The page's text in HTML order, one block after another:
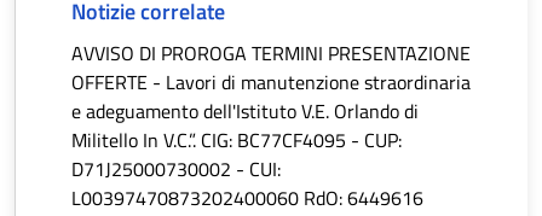
Notizie correlate
AVVISO DI PROROGA TERMINI PRESENTAZIONE
OFFERTE - Lavori di manutenzione straordinaria
e adeguamento dell'Istituto V.E. Orlando di
Militello In V.C.”. CIG: BC77CF4095 - CUP:
D71J25000730002 - CUI:
L00397470873202400060 RdO: 6449616